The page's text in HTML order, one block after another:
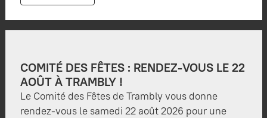
COMITÉ DES FÊTES : RENDEZ-VOUS LE 22
AOÛT À TRAMBLY !
Le Comité des Fêtes de Trambly vous donne
rendez-vous le samedi 22 août 2026 pour une